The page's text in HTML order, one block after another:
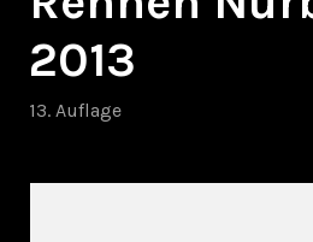
2013
13. Auflage